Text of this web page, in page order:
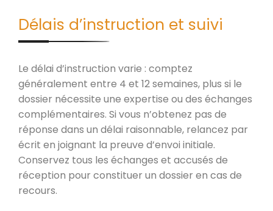
Délais d’instruction et suivi
Le délai d’instruction varie : comptez
généralement entre 4 et 12 semaines, plus si le
dossier nécessite une expertise ou des échanges
complémentaires. Si vous n’obtenez pas de
réponse dans un délai raisonnable, relancez par
écrit en joignant la preuve d’envoi initiale.
Conservez tous les échanges et accusés de
réception pour constituer un dossier en cas de
recours.